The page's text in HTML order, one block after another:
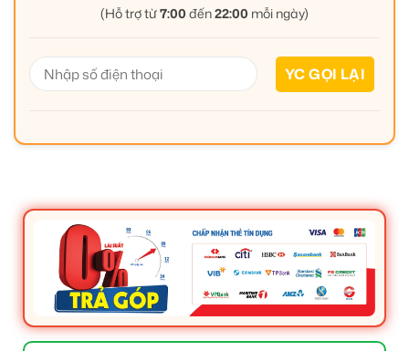
(Hỗ trợ từ7:00 đến22:00 mỗi ngày)